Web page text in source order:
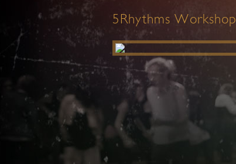
5Rhythms Workshop